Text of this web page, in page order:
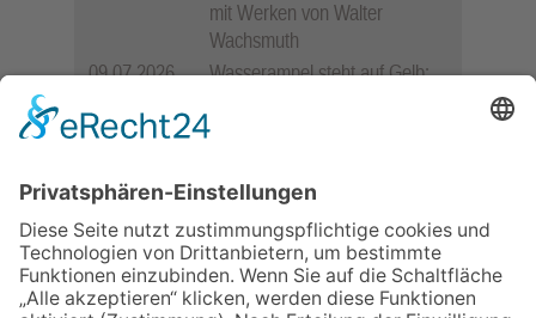
mit Werken von Walter
Wachsmuth
09.07.2026
Wasserampel steht auf Gelb:
auf
für Friedrichsdorf?
12.05.2026
Zweisprachige Lesung im 7.
Himmel: Vom Geschenk zum
60. Geburtstag zur Autoren-
Karriere